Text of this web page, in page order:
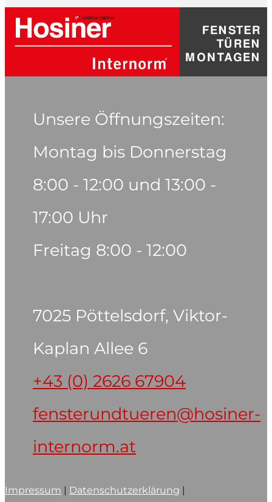
Unsere Öffnungszeiten:
Montag bis Donnerstag
8:00 - 12:00 und 13:00 -
17:00 Uhr
Freitag 8:00 - 12:00
7025 Pöttelsdorf, Viktor-
Kaplan Allee 6
+43 (0) 2626 67904
fensterundtueren@hosiner-
internorm.at
Impressum | Datenschutzerklärung |